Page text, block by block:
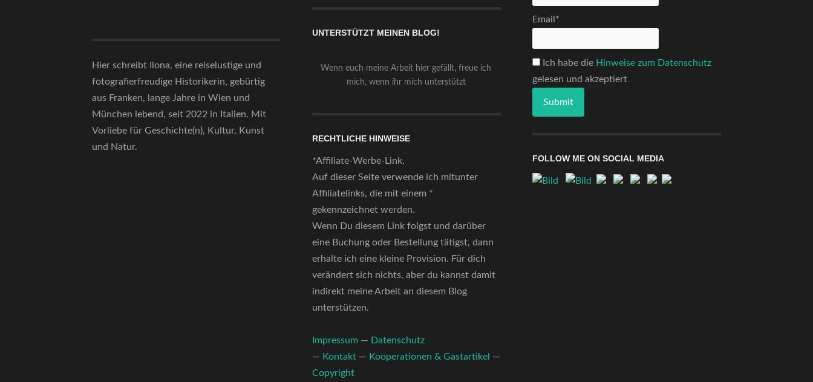
Hier schreibt Ilona, eine reiselustige und
fotografierfreudige Historikerin, gebürtig
aus Franken, lange Jahre in Wien und
München lebend, seit 2022 in Italien. Mit
Vorliebe für Geschichte(n), Kultur, Kunst
und Natur.
UNTERSTÜTZT MEINEN BLOG!
Wenn euch meine Arbeit hier gefällt, freue ich
mich, wenn ihr mich unterstützt
RECHTLICHE HINWEISE
*Affiliate-Werbe-Link.
Auf dieser Seite verwende ich mitunter
Affiliatelinks, die mit einem *
gekennzeichnet werden.
Wenn Du diesem Link folgst und darüber
eine Buchung oder Bestellung tätigst, dann
erhalte ich eine kleine Provision. Für dich
verändert sich nichts, aber du kannst damit
indirekt meine Arbeit an diesem Blog
unterstützen.
Impressum — Datenschutz
— Kontakt — Kooperationen & Gastartikel —
Copyright
Email*
Ich habe die Hinweise zum Datenschutz
gelesen und akzeptiert
FOLLOW ME ON SOCIAL MEDIA